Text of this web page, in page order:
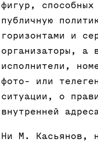
фигур,
публичную
горизонтами и
организаторы, а
исполнители,
фото- или
ситуации, о
внутренней
Ни М. Касьянов,